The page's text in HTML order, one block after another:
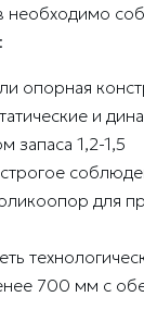
необходимо
опорная
и
запаса 1,2-1,5
для
700 мм с